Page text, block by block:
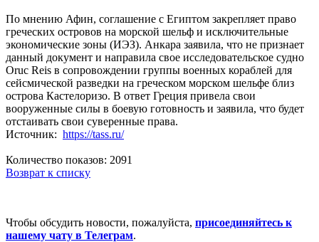
По мнению Афин, соглашение с Египтом закрепляет право
греческих островов на морской шельф и исключительные
экономические зоны (ИЭЗ). Анкара заявила, что не признает
данный документ и направила свое исследовательское судно
Oruc Reis в сопровождении группы военных кораблей для
сейсмической разведки на греческом морском шельфе близ
острова Кастелоризо. В ответ Греция привела свои
вооруженные силы в боевую готовность и заявила, что будет
отстаивать свои суверенные права.
Источник: https://tass.ru/
Количество показов: 2091
Возврат к списку
Чтобы обсудить новости, пожалуйста, присоединяйтесь к
нашему чату в Телеграм.